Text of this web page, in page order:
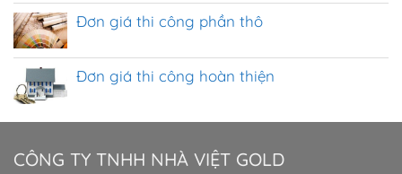
Đơn giá thi công phần thô
Đơn giá thi công hoàn thiện
CÔNG TY TNHH NHÀ VIỆT GOLD